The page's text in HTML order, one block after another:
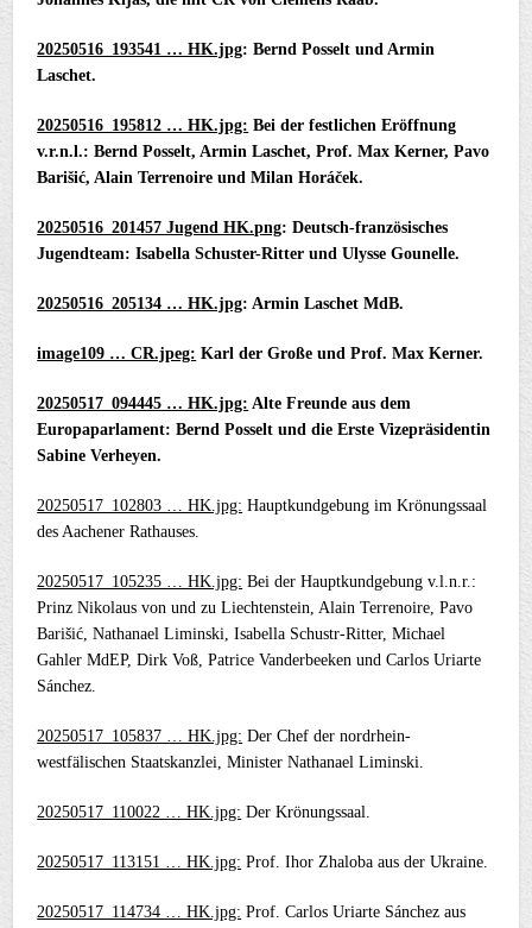
20250516_193541 … HK.jpg: Bernd Posselt und Armin
Laschet.
20250516_195812 … HK.jpg: Bei der festlichen Eröffnung
v.r.n.l.: Bernd Posselt, Armin Laschet, Prof. Max Kerner, Pavo
Barišić, Alain Terrenoire und Milan Horáček.
20250516_201457 Jugend HK.png: Deutsch-französisches
Jugendteam: Isabella Schuster-Ritter und Ulysse Gounelle.
20250516_205134 … HK.jpg: Armin Laschet MdB.
image109 … CR.jpeg: Karl der Große und Prof. Max Kerner.
20250517_094445 … HK.jpg: Alte Freunde aus dem
Europaparlament: Bernd Posselt und die Erste Vizepräsidentin
Sabine Verheyen.
20250517_102803 … HK.jpg: Hauptkundgebung im Krönungssaal
des Aachener Rathauses.
20250517_105235 … HK.jpg: Bei der Hauptkundgebung v.l.n.r.:
Prinz Nikolaus von und zu Liechtenstein, Alain Terrenoire, Pavo
Barišić, Nathanael Liminski, Isabella Schustr-Ritter, Michael
Gahler MdEP, Dirk Voß, Patrice Vanderbeeken und Carlos Uriarte
Sánchez.
20250517_105837 … HK.jpg: Der Chef der nordrhein-
westfälischen Staatskanzlei, Minister Nathanael Liminski.
20250517_110022 … HK.jpg: Der Krönungssaal.
20250517_113151 … HK.jpg: Prof. Ihor Zhaloba aus der Ukraine.
20250517_114734 … HK.jpg: Prof. Carlos Uriarte Sánchez aus